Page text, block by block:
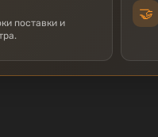
поставки и
🤝